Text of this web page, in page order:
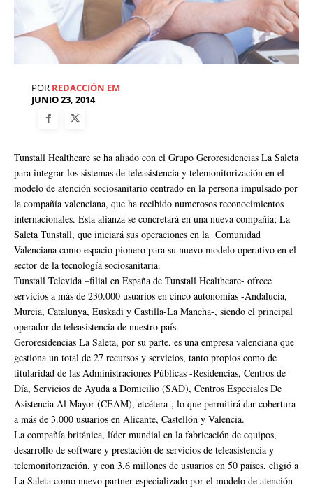
POR REDACCIÓN EM
JUNIO 23, 2014
Tunstall Healthcare se ha aliado con el Grupo Geroresidencias La Saleta
para integrar los sistemas de teleasistencia y telemonitorización en el
modelo de atención sociosanitario centrado en la persona impulsado por
la compañía valenciana, que ha recibido numerosos reconocimientos
internacionales. Esta alianza se concretará en una nueva compañía; La
Saleta Tunstall, que iniciará sus operaciones en la Comunidad
Valenciana como espacio pionero para su nuevo modelo operativo en el
sector de la tecnología sociosanitaria.
Tunstall Televida –filial en España de Tunstall Healthcare- ofrece
servicios a más de 230.000 usuarios en cinco autonomías -Andalucía,
Murcia, Catalunya, Euskadi y Castilla-La Mancha-, siendo el principal
operador de teleasistencia de nuestro país.
Geroresidencias La Saleta, por su parte, es una empresa valenciana que
gestiona un total de 27 recursos y servicios, tanto propios como de
titularidad de las Administraciones Públicas -Residencias, Centros de
Día, Servicios de Ayuda a Domicilio (SAD), Centros Especiales De
Asistencia Al Mayor (CEAM), etcétera-, lo que permitirá dar cobertura
a más de 3.000 usuarios en Alicante, Castellón y Valencia.
La compañía británica, líder mundial en la fabricación de equipos,
desarrollo de software y prestación de servicios de teleasistencia y
telemonitorización, y con 3,6 millones de usuarios en 50 países, eligió a
La Saleta como nuevo partner especializado por el modelo de atención